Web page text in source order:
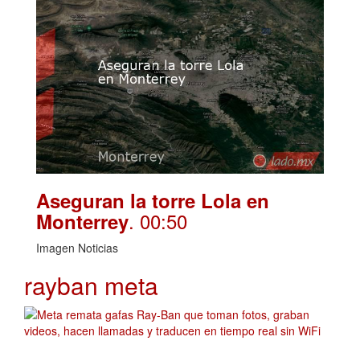
Aseguran la torre Lola en
Monterrey. 00:50
Imagen Noticias
rayban meta